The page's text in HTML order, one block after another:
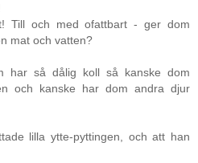
Till och med ofattbart - ger dom
mat och vatten?
har så dålig koll så kanske dom
och kanske har dom andra djur
lilla ytte-pyttingen, och att han